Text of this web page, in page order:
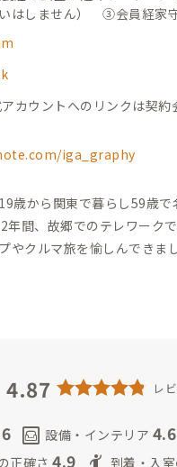
いはしません） ③会員経家
カウントへのリンクは契約
iga_graphy
歳から関東で暮らし59歳で
年間、故郷でのテレワーク
やクルマ旅を愉しんできま
スタートし、両親を見送った
まず、伊賀肉牛肉好
わない「伊賀肉」は、地元
隠れた銘品です。絶対に食
4.87 レ
living 設備・インテリア 4.6
正確さ 4.9 到着・入